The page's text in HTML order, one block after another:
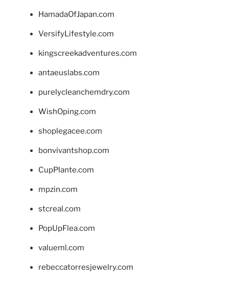
HamadaOfJapan.com
VersifyLifestyle.com
kingscreekadventures.com
antaeuslabs.com
purelycleanchemdry.com
WishOping.com
shoplegacee.com
bonvivantshop.com
CupPlante.com
mpzin.com
stcreal.com
PopUpFlea.com
valueml.com
rebeccatorresjewelry.com